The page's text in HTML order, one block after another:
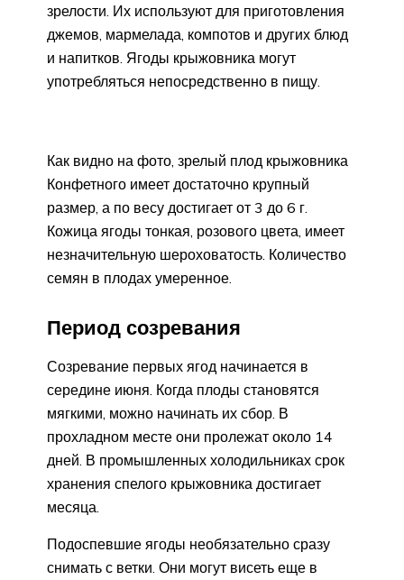
зрелости. Их используют для приготовления
джемов, мармелада, компотов и других блюд
и напитков. Ягоды крыжовника могут
употребляться непосредственно в пищу.
Как видно на фото, зрелый плод крыжовника
Конфетного имеет достаточно крупный
размер, а по весу достигает от 3 до 6 г.
Кожица ягоды тонкая, розового цвета, имеет
незначительную шероховатость. Количество
семян в плодах умеренное.
Период созревания
Созревание первых ягод начинается в
середине июня. Когда плоды становятся
мягкими, можно начинать их сбор. В
прохладном месте они пролежат около 14
дней. В промышленных холодильниках срок
хранения спелого крыжовника достигает
месяца.
Подоспевшие ягоды необязательно сразу
снимать с ветки. Они могут висеть еще в